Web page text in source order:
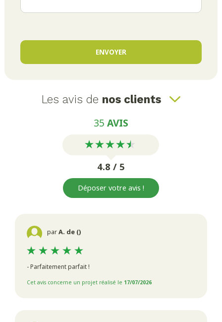
Les avis de nos clients
35 AVIS
4.8 / 5
Déposer votre avis !
parA. de ()
- Parfaitement parfait !
Cet avis concerne un projet réalisé le 17/07/2026